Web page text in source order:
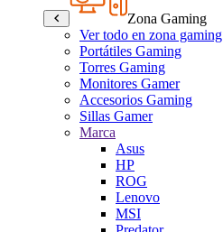
Zona Gaming
Ver todo en zona gaming
Portátiles Gaming
Torres Gaming
Monitores Gamer
Accesorios Gaming
Sillas Gamer
Marca
Asus
HP
ROG
Lenovo
MSI